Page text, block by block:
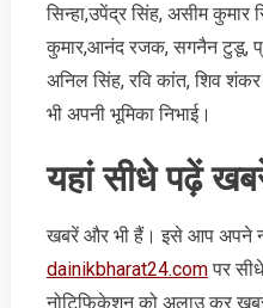
सिन्हा,उपेंद्र सिंह, असीम कुमार
कुमार,आनंद रजक, सगनैन टुडू,
अनिल सिंह, रवि कांत, शिव
भी अपनी भूमिका निभाई।
यहां सीधे पढ़ें
खबरें और भी हैं। इसे आप अपने
dainikbharat24.comपर
नोटिफिकेशन को अलाउ कर